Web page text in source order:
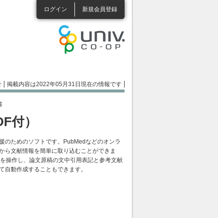
ログイン 新規会員登録
掲載内容は2022年05月31日現在の情報です
付）
のためのソフトです。PubMedなどのオンラ
ら文献情報を簡単に取り込むことができま
操作し、論文原稿の文中引用表記と参考文献
自動作成することもできます。